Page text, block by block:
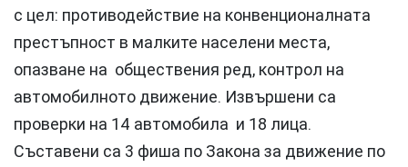
с цел: противодействие на конвенционалната
престъпност в малките населени места,
опазване на обществения ред, контрол на
автомобилното движение. Извършени са
проверки на 14 автомобила и 18 лица.
Съставени са 3 фиша по Закона за движение по